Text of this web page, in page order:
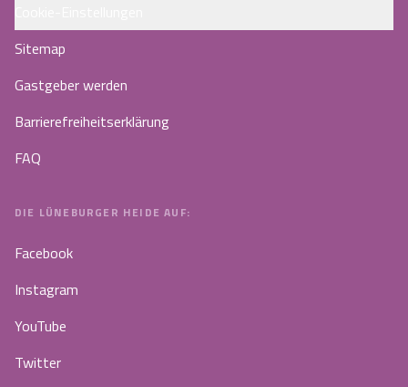
Sitemap
Gastgeber werden
Barrierefreiheitserklärung
FAQ
DIE LÜNEBURGER HEIDE AUF:
Facebook
Instagram
YouTube
Twitter